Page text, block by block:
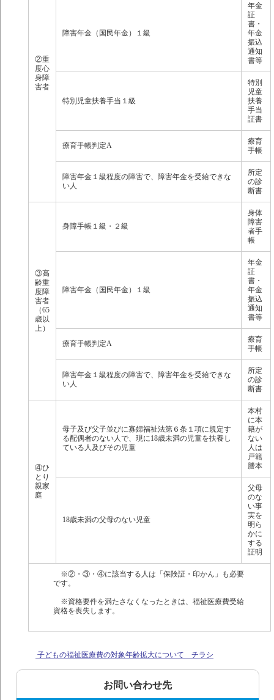
②重
度心
身障
害者
障害年金（国民年金）１級
年金
証
書・
年金
振込
通知
書等
特別児童扶養手当１級
特別
児童
扶養
手当
証書
療育手帳判定A
療育
手帳
障害年金１級程度の障害で、障害年金を受給できな
い人
所定
の診
断書
③高
齢重
度障
害者
（65
歳以
上）
身障手帳１級・２級
身体
障害
者手
帳
障害年金（国民年金）１級
年金
証
書・
年金
振込
通知
書等
療育手帳判定A
療育
手帳
障害年金１級程度の障害で、障害年金を受給できな
い人
所定
の診
断書
④ひ
とり
親家
庭
母子及び父子並びに寡婦福祉法第６条１項に規定す
る配偶者のない人で、現に18歳未満の児童を扶養し
ている人及びその児童
本村
に本
籍が
ない
人は
戸籍
謄本
18歳未満の父母のない児童
父母
のな
い事
実を
明ら
かに
する
証明
※②・③・④に該当する人は「保険証・印かん」も必要
です。
※資格要件を満たさなくなったときは、福祉医療費受給
資格を喪失します。
子どもの福祉医療費の対象年齢拡大について チラシ
お問い合わせ先